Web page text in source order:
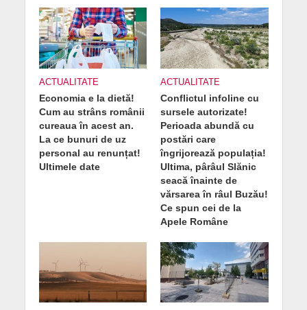
ACTUALITATE
Economia e la dietă!
Cum au strâns românii
cureaua în acest an.
La ce bunuri de uz
personal au renunțat!
Ultimele date
ACTUALITATE
Conflictul infoline cu
sursele autorizate!
Perioada abundă cu
postări care
îngrijorează populația!
Ultima, pârâul Slănic
seacă înainte de
vărsarea în râul Buzău!
Ce spun cei de la
Apele Române